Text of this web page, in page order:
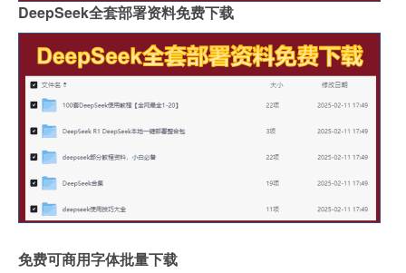
DeepSeek全套部署资料免费下载
免费可商用字体批量下载